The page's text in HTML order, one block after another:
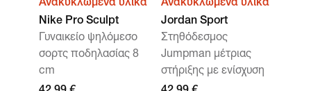
Ανακυκλωμένα υλικά
Nike Pro Sculpt
Γυναικείο ψηλόμεσο
σορτς ποδηλασίας 8
cm
Ανακυκλωμένα υλικά
Jordan Sport
Στηθόδεσμος
Jumpman μέτριας
στήριξης με ενίσχυση